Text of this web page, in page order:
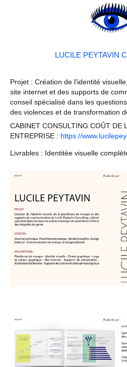
LUCILE PEYTAVIN
Projet : Création de l'identité
site internet et des supports de
conseil spécialisé dans les
des violences et de transformation
CABINET CONSULTING COÛT DE
ENTREPRISE : https://
Livrables : Identitée visuelle